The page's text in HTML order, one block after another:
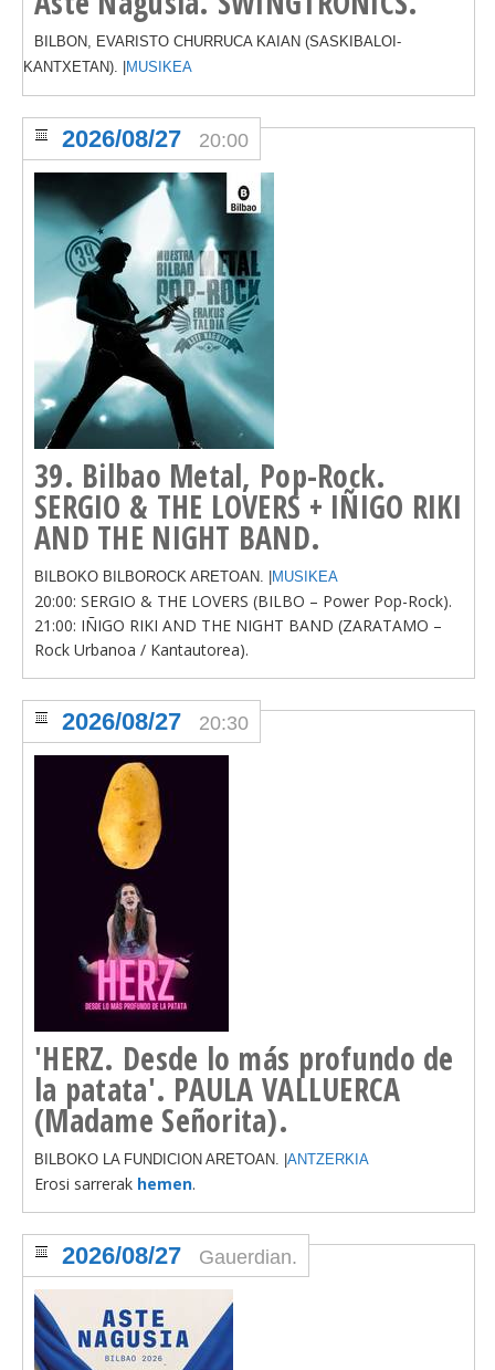
BILBON, EVARISTO CHURRUCA KAIAN (SASKIBALOI-
KANTXETAN). |
MUSIKEA
39. Bilbao Metal, Pop-Rock.
SERGIO & THE LOVERS + IÑIGO RIKI
AND THE NIGHT BAND.
2026/08/27 20:00
BILBOKO BILBOROCK ARETOAN. | MUSIKEA
20:00: SERGIO & THE LOVERS (BILBO – Power Pop-Rock).
21:00: IÑIGO RIKI AND THE NIGHT BAND (ZARATAMO –
Rock Urbanoa / Kantautorea).
'HERZ. Desde lo más profundo de
la patata'. PAULA VALLUERCA
(Madame Señorita).
2026/08/27 20:30
BILBOKO LA FUNDICION ARETOAN. | ANTZERKIA
Erosi sarrerak hemen.
2026/08/27 Gauerdian.